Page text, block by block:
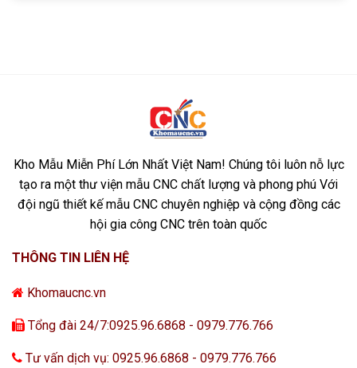
Kho Mẫu Miễn Phí Lớn Nhất Việt Nam! Chúng tôi luôn nỗ lực
tạo ra một thư viện mẫu CNC chất lượng và phong phú Với
đội ngũ thiết kế mẫu CNC chuyên nghiệp và cộng đồng các
hội gia công CNC trên toàn quốc
THÔNG TIN LIÊN HỆ
Khomaucnc.vn
Tổng đài 24/7:0925.96.6868 - 0979.776.766
Tư vấn dịch vụ: 0925.96.6868 - 0979.776.766